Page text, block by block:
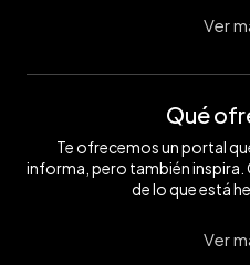
Ver
Qué
Te ofrecemos un portal
informa, pero también
de lo que está
Ver